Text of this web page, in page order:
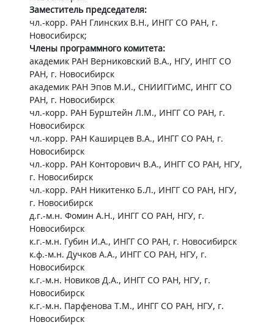
Заместитель председателя:
чл.-корр. РАН Глинских В.Н., ИНГГ СО РАН, г.
Новосибирск;
Члены программного комитета:
академик РАН Верниковский В.А., НГУ, ИНГГ СО
РАН, г. Новосибирск
академик РАН Эпов М.И., СНИИГГиМС, ИНГГ СО
РАН, г. Новосибирск
чл.-корр. РАН Бурштейн Л.М., ИНГГ СО РАН, г.
Новосибирск
чл.-корр. РАН Каширцев В.А., ИНГГ СО РАН, г.
Новосибирск
чл.-корр. РАН Конторович В.А., ИНГГ СО РАН, НГУ,
г. Новосибирск
чл.-корр. РАН Никитенко Б.Л., ИНГГ СО РАН, НГУ,
г. Новосибирск
д.г.-м.н. Фомин А.Н., ИНГГ СО РАН, НГУ, г.
Новосибирск
к.г.-м.н. Губин И.А., ИНГГ СО РАН, г. Новосибирск
к.ф.-м.н. Дучков А.А., ИНГГ СО РАН, НГУ, г.
Новосибирск
к.г.-м.н. Новиков Д.А., ИНГГ СО РАН, НГУ, г.
Новосибирск
к.г.-м.н. Парфенова Т.М., ИНГГ СО РАН, НГУ, г.
Новосибирск